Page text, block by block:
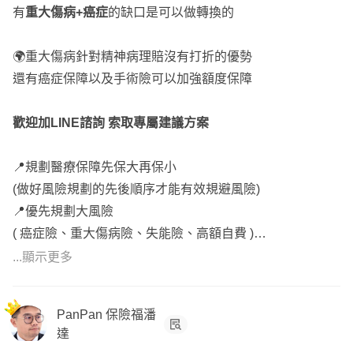
重大傷病可以參考全球的規劃沒問題
👉🏻再依性別、保險年齡、需求與預算來看規劃專屬方案
位保戶規劃專屬的保障
想要進一步諮詢歡迎主動點擊『放大鏡聯絡資訊
的 lineID以利後續討論😊
有重大傷病+癌症的缺口是可以做轉換的
🌍重大傷病針對精神病理賠沒有打折的優勢
還有癌症保障以及手術險可以加強額度保障
歡迎加LINE諮詢 索取專屬建議方案
📍規劃醫療保障先保大再保小
(做好風險規劃的先後順序才能有效規避風險)
📍優先規劃大風險
( 癌症險、重大傷病險、失能險、高額自費 )
📍有餘力才規劃小風險
—————————————————————
...顯示更多
PanPan 保險福潘
達